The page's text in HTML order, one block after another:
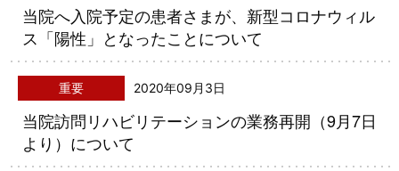
当院へ入院予定の患者さまが、新型コロナウィル
ス「陽性」となったことについて
2020年09月3日
重要
当院訪問リハビリテーションの業務再開（9月7日
より）について